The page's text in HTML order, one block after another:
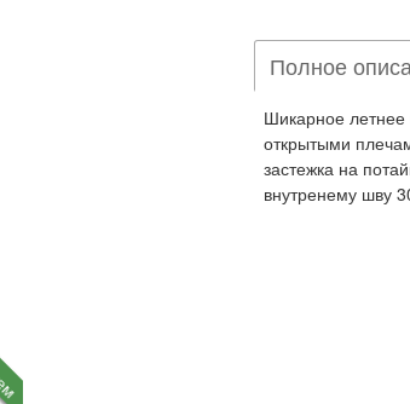
Полное
Шикарное
открытыми
застежка на
внутренему шву